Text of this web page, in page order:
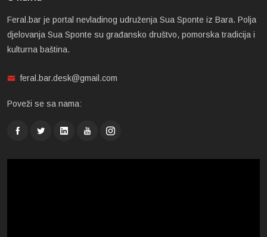
Feral.bar je portal nevladinog udruženja Sua Sponte iz Bara. Polja
djelovanja Sua Sponte su građansko društvo, pomorska tradicija i
kulturna baština.
feral.bar.desk@gmail.com
Poveži se sa nama: